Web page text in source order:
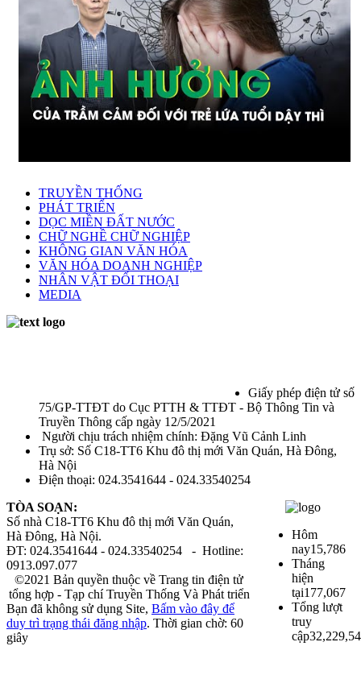
TRUYỀN THỐNG
PHÁT TRIỂN
DỌC MIỀN ĐẤT NƯỚC
CHỮ NGHỀ CHỮ NGHIỆP
KHÔNG GIAN VĂN HÓA
VĂN HÓA DOANH NGHIỆP
NHÂN VẬT ĐỐI THOẠI
MEDIA
Giấy phép điện tử số
75/GP-TTĐT do Cục PTTH & TTĐT - Bộ Thông Tin và
Truyền Thông cấp ngày 12/5/2021
Người chịu trách nhiệm chính: Đặng Vũ Cảnh Linh
Trụ sở: Số C18-TT6 Khu đô thị mới Văn Quán, Hà Đông,
Hà Nội
Điện thoại: 024.3541644 - 024.33540254
TÒA SOẠN:
Số nhà C18-TT6 Khu đô thị mới Văn Quán,
Hà Đông, Hà Nội.
ĐT: 024.3541644 - 024.33540254 - Hotline:
0913.097.077
Hôm
nay15,786
Tháng
hiện
tại177,067
Tổng lượt
truy
cập
©2021 Bản quyền thuộc về Trang tin điện tử
tổng hợp - Tạp chí Truyền Thống Và Phát triển
Bạn đã không sử dụng Site, Bấm vào đây để
duy trì trạng thái đăng nhập. Thời gian chờ: 60
giây